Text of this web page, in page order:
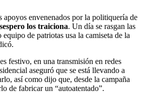
apoyos envenenados por la politiquería de
los traiciona. Un día se rasgan las
de patriotas usa la camiseta de la
festivo, en una transmisión en redes
aseguró que se está llevando a
así como dijo que, desde la campaña
de fabricar un “autoatentado”.